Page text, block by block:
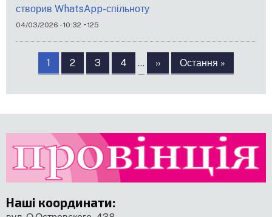
створив WhatsApp-спільноту
04/03/2026 - 10:32 -125
Розбивка
сторінки
Сторінка
1 Сторінка
2 Сторінка
3 Сторінка
4 …
Наступна
сторінка
››
Остання
сторінка
Остання »
Наші координати: